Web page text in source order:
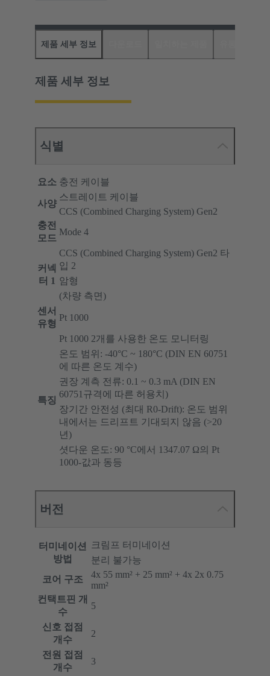
제품 세부 정보
제품 세부 정보
식별
요소 충전 케이블
사양
스트레이트 케이블
CCS (Combined Charging System) Gen2
충전
모드
Mode 4
커넥
터 1
CCS (Combined Charging System) Gen2 타
입 2
암형
(차량 측면)
센서
유형
Pt 1000
특징
Pt 1000 2개를 사용한 온도 모니터링
온도 범위: -40°C ~ 180°C (DIN EN 60751
에 따른 온도 계수)
권장 계측 전류: 0.1 ~ 0.3 mA (DIN EN
60751규격에 따른 허용치)
장기간 안전성 (최대 R0-Drift): 온도 범위
내에서는 드리프트 기대되지 않음 (>20
년)
셧다운 온도: 90 °C에서 1347.07 Ω의 Pt
1000-값과 동등
버전
터미네이션
방법
크림프 터미네이션
분리 불가능
코어 구조
4x 55 mm² + 25 mm² + 4x 2x 0.75
mm²
컨택트핀 개
수
5
신호 접점
개수
2
전원 접점
개수
3